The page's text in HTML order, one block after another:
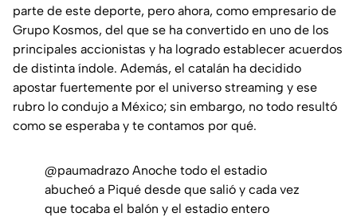
parte de este deporte, pero ahora, como empresario de
Grupo Kosmos, del que se ha convertido en uno de los
principales accionistas y ha logrado establecer acuerdos
de distinta índole. Además, el catalán ha decidido
apostar fuertemente por el universo streaming y ese
rubro lo condujo a México; sin embargo, no todo resultó
como se esperaba y te contamos por qué.
@paumadrazo Anoche todo el estadio
abucheó a Piqué desde que salió y cada vez
que tocaba el balón y el estadio entero